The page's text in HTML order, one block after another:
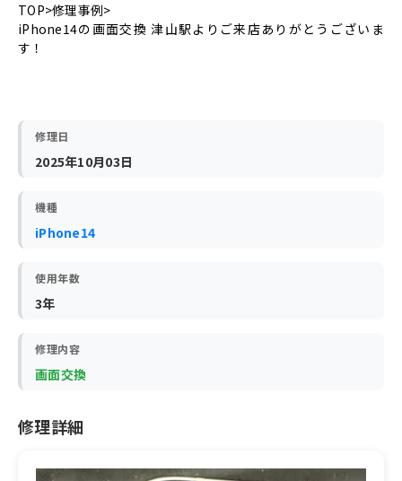
TOP 修理事例
iPhone14の画面交換 津山駅よりご来店ありがとうございま
す！
修理日
2025年10月03日
機種
iPhone14
使用年数
3年
修理内容
画面交換
修理詳細